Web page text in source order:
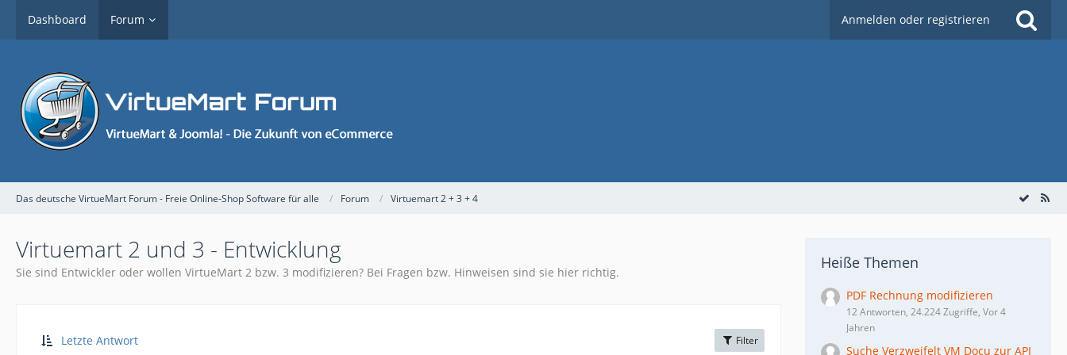
Dashboard Forum Anmelden oder registrieren
Das deutsche VirtueMart Forum - Freie Online-Shop Software für alle Forum Virtuemart 2 + 3 + 4
Virtuemart 2 und 3 - Entwicklung
Sie sind Entwickler oder wollen VirtueMart 2 bzw. 3 modifizieren? Bei Fragen bzw. Hinweisen sind sie hier richtig.
Letzte Antwort Filter
Heiße Themen
PDF Rechnung modifizieren
12 Antworten, 24.224 Zugriffe, Vor 4
Jahren
Suche Verzweifelt VM Docu zur API